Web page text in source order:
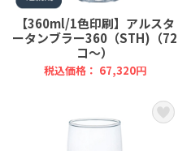
【360ml/1色印刷】アルスタ
ータンブラー360（STH)（72
コ～）
税込価格： 67,320円